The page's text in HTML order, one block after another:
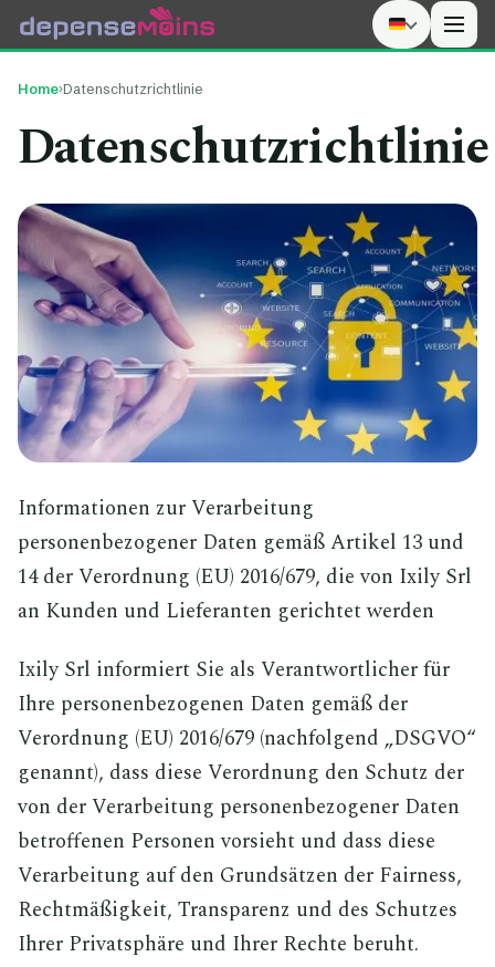
Home›Datenschutzrichtlinie
Datenschutzrichtlinie
Informationen zur Verarbeitung
personenbezogener Daten gemäß Artikel 13 und
14 der Verordnung (EU) 2016/679, die von Ixily Srl
an Kunden und Lieferanten gerichtet werden
Ixily Srl informiert Sie als Verantwortlicher für
Ihre personenbezogenen Daten gemäß der
Verordnung (EU) 2016/679 (nachfolgend „DSGVO“
genannt), dass diese Verordnung den Schutz der
von der Verarbeitung personenbezogener Daten
betroffenen Personen vorsieht und dass diese
Verarbeitung auf den Grundsätzen der Fairness,
Rechtmäßigkeit, Transparenz und des Schutzes
Ihrer Privatsphäre und Ihrer Rechte beruht.